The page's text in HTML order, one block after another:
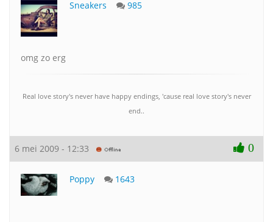
Sneakers 985
omg zo erg
Real love story's never have happy endings, 'cause real love story's never
end..
6 mei 2009 - 12:33 0
Poppy 1643